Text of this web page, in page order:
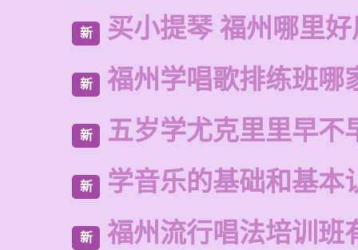
新 买小提琴 福州哪里
新 福州学唱歌排练班哪
新 五岁学尤克里里早不
新 学音乐的基础和基本
新 福州流行唱法培训班